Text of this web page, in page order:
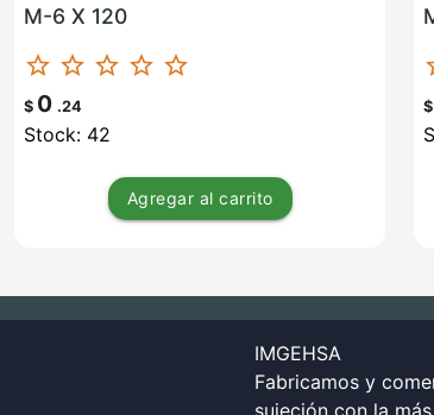
M-6 X 120
star_border star_border star_border star_border star_border
$ 0 .24
Stock: 42
Agregar al carrito
$
IMGEHSA
Fabricamos y